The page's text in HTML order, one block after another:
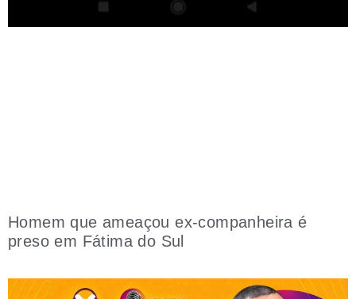
Homem que ameaçou ex-companheira é
preso em Fátima do Sul